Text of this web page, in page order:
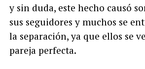
y sin duda, este hecho causó
sus seguidores y muchos se
la separación, ya que ellos se
pareja perfecta.